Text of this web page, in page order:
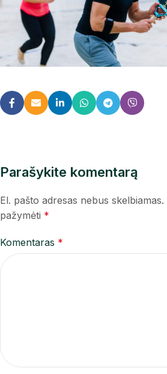
Parašykite komentarą
El. pašto adresas nebus skelbiamas.
pažymėti *
Komentaras *